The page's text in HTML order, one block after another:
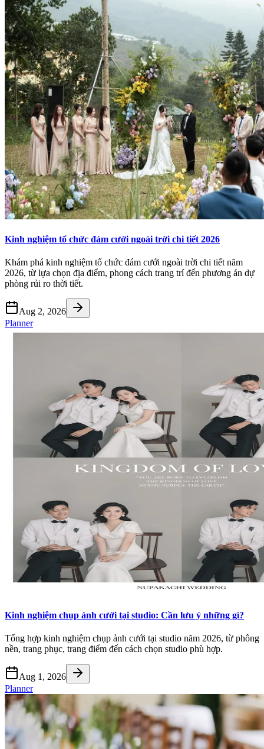
Kinh nghiệm tổ chức đám cưới ngoài trời chi tiết 2026
Khám phá kinh nghiệm tổ chức đám cưới ngoài trời chi tiết năm
2026, từ lựa chọn địa điểm, phong cách trang trí đến phương án dự
phòng rủi ro thời tiết.
Aug 2, 2026
Planner
Kinh nghiệm chụp ảnh cưới tại studio: Cần lưu ý những gì?
Tổng hợp kinh nghiệm chụp ảnh cưới tại studio năm 2026, từ phông
nền, trang phục, trang điểm đến cách chọn studio phù hợp.
Aug 1, 2026
Planner